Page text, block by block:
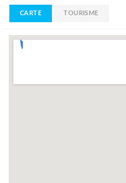
CARTE TOURISME